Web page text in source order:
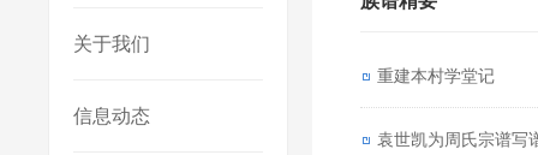
关于我们
信息动态
重建本村学堂记
袁世凯为周氏宗谱写